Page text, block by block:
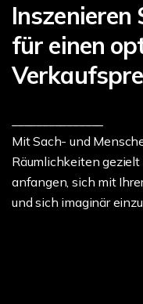
Inszenieren
für einen
Mit Sach- und
Räumlichkeiten
anfangen, sich mit
und sich imaginär